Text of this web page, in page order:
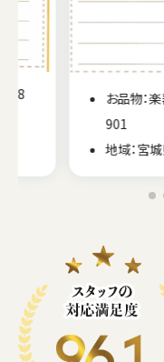
お品物：楽
901
地域：宮城